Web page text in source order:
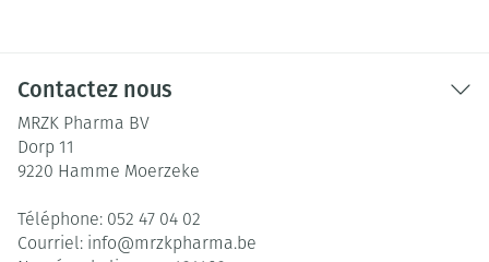
Contactez nous
MRZK Pharma BV
Dorp 11
9220 Hamme Moerzeke
Téléphone: 052 47 04 02
Courriel: info@mrzkpharma.be